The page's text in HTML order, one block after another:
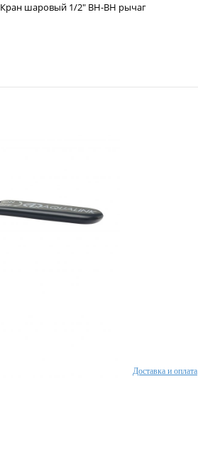
Кран шаровый 1/2" ВН-ВН рычаг
Доставка и оплата